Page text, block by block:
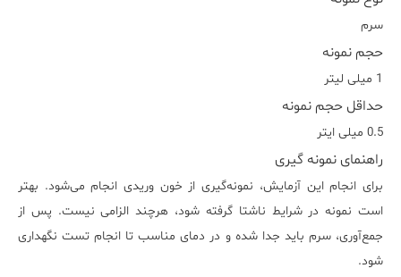
سرم
حجم نمونه
1 میلی لیتر
حداقل حجم نمونه
0.5 میلی ایتر
راهنمای نمونه گیری
برای انجام این آزمایش، نمونه‌گیری از خون وریدی انجام می‌شود. بهتر
است نمونه در شرایط ناشتا گرفته شود، هرچند الزامی نیست. پس از
جمع‌آوری، سرم باید جدا شده و در دمای مناسب تا انجام تست نگهداری
شود.